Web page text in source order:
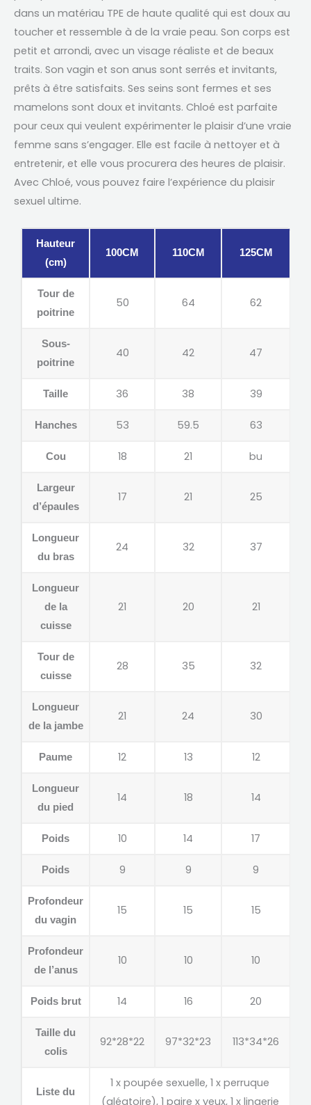
dans un matériau TPE de haute qualité qui est doux au
toucher et ressemble à de la vraie peau. Son corps est
petit et arrondi, avec un visage réaliste et de beaux
traits. Son vagin et son anus sont serrés et invitants,
prêts à être satisfaits. Ses seins sont fermes et ses
mamelons sont doux et invitants. Chloé est parfaite
pour ceux qui veulent expérimenter le plaisir d’une vraie
femme sans s’engager. Elle est facile à nettoyer et à
entretenir, et elle vous procurera des heures de plaisir.
Avec Chloé, vous pouvez faire l’expérience du plaisir
sexuel ultime.
Hauteur
(cm)
100CM 110CM 125CM
Tour de
poitrine
50 64 62
Sous-
poitrine
40 42 47
Taille 36 38 39
Hanches 53 59.5 63
Cou 18 21 bu
Largeur
d’épaules
17 21 25
Longueur
du bras
24 32 37
Longueur
de la
cuisse
21 20 21
Tour de
cuisse
28 35 32
Longueur
de la jambe
21 24 30
Paume 12 13 12
Longueur
du pied
14 18 14
Poids 10 14 17
Poids 9 9 9
Profondeur
du vagin
15 15 15
Profondeur
de l’anus
10 10 10
Poids brut 14 16 20
Taille du
colis
92*28*22 97*32*23 113*34*26
Liste du
1 x poupée sexuelle, 1 x perruque
(aléatoire), 1 paire x yeux, 1 x lingerie